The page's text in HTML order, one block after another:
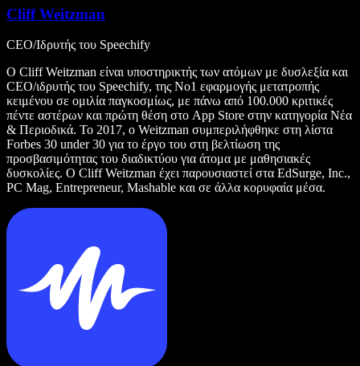
Cliff Weitzman
CEO/Ιδρυτής του Speechify
Ο Cliff Weitzman είναι υποστηρικτής των ατόμων με δυσλεξία και
CEO/ιδρυτής του Speechify, της Νο1 εφαρμογής μετατροπής
κειμένου σε ομιλία παγκοσμίως, με πάνω από 100.000 κριτικές
πέντε αστέρων και πρώτη θέση στο App Store στην κατηγορία Νέα
& Περιοδικά. Το 2017, ο Weitzman συμπεριλήφθηκε στη λίστα
Forbes 30 under 30 για το έργο του στη βελτίωση της
προσβασιμότητας του διαδικτύου για άτομα με μαθησιακές
δυσκολίες. Ο Cliff Weitzman έχει παρουσιαστεί στα EdSurge, Inc.,
PC Mag, Entrepreneur, Mashable και σε άλλα κορυφαία μέσα.